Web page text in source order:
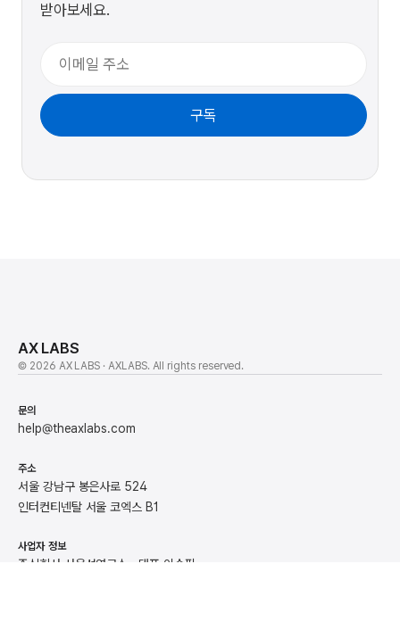
받아보세요.
구독
AX LABS
© 2026 AX LABS · AXLABS. All rights reserved.
문의
help@theaxlabs.com
주소
서울 강남구 봉은사로 524
인터컨티넨탈 서울 코엑스 B1
사업자 정보
주식회사 사용성연구소 · 대표 이승필